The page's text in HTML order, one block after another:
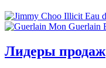
Armaf
Armand Basi
Azzaro
Лидеры продаж